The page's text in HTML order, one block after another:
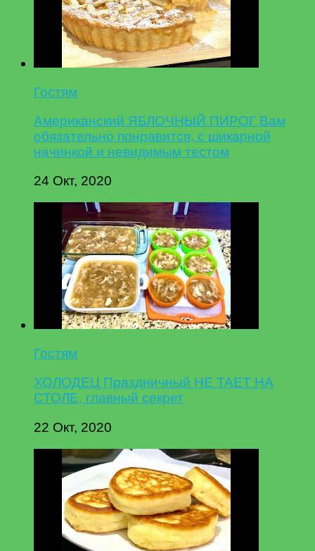
Гостям
Американский ЯБЛОЧНЫЙ ПИРОГ Вам
обязательно понравится, с шикарной
начинкой и невидимым тестом
24 Окт, 2020
Гостям
ХОЛОДЕЦ Праздничный НЕ ТАЕТ НА
СТОЛЕ, главный секрет
22 Окт, 2020